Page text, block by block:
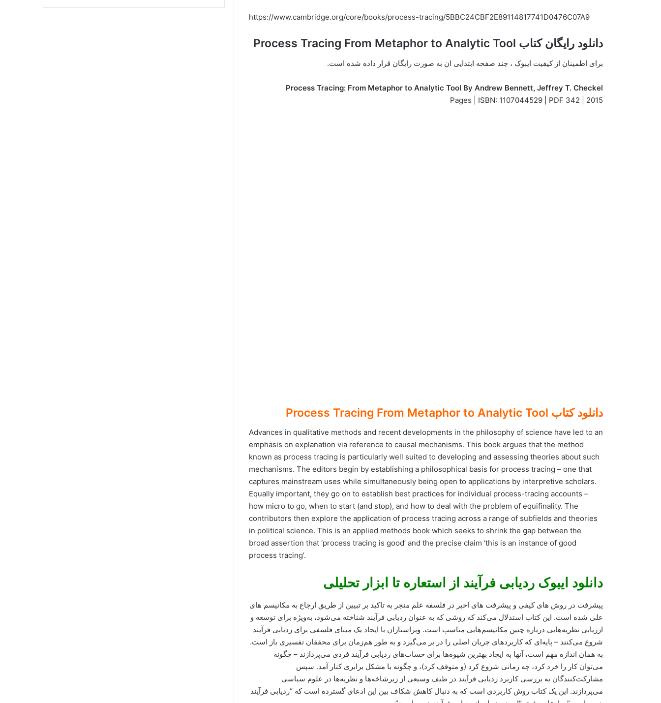
https://www.cambridge.org/core/books/process-tracing/5BBC24CBF2E89114817741D0476C07A9
دانلود رایگان کتاب Process Tracing From Metaphor to Analytic Tool
برای اطمینان از کیفیت ایبوک ، چند صفحه ابتدایی ان به صورت رایگان قرار داده شده است.
Process Tracing: From Metaphor to Analytic Tool By Andrew Bennett, Jeffrey T. Checkel
2015 | 342 Pages | ISBN: 1107044529 | PDF
دانلود کتاب Process Tracing From Metaphor to Analytic Tool
Advances in qualitative methods and recent developments in the philosophy of science have led to an
emphasis on explanation via reference to causal mechanisms. This book argues that the method
known as process tracing is particularly well suited to developing and assessing theories about such
mechanisms. The editors begin by establishing a philosophical basis for process tracing – one that
captures mainstream uses while simultaneously being open to applications by interpretive scholars.
Equally important, they go on to establish best practices for individual process-tracing accounts –
how micro to go, when to start (and stop), and how to deal with the problem of equifinality. The
contributors then explore the application of process tracing across a range of subfields and theories
in political science. This is an applied methods book which seeks to shrink the gap between the
broad assertion that ‘process tracing is good’ and the precise claim ‘this is an instance of good
process tracing’.
دانلود ایبوک ردیابی فرآیند از استعاره تا ابزار تحلیلی
پیشرفت در روش های کیفی و پیشرفت های اخیر در فلسفه علم منجر به تاکید بر تبیین از طریق ارجاع به مکانیسم های
علی شده است. این کتاب استدلال می‌کند که روشی که به عنوان ردیابی فرآیند شناخته می‌شود، به‌ویژه برای توسعه و
ارزیابی نظریه‌هایی درباره چنین مکانیسم‌هایی مناسب است. ویراستاران با ایجاد یک مبنای فلسفی برای ردیابی فرآیند
شروع می‌کنند – پایه‌ای که کاربردهای جریان اصلی را در بر می‌گیرد و به طور هم‌زمان برای محققان تفسیری باز است.
به همان اندازه مهم است، آنها به ایجاد بهترین شیوه‌ها برای حساب‌های ردیابی فرآیند فردی می‌پردازند – چگونه
می‌توان کار را خرد کرد، چه زمانی شروع کرد (و متوقف کرد)، و چگونه با مشکل برابری کنار آمد. سپس
مشارکت‌کنندگان به بررسی کاربرد ردیابی فرآیند در طیف وسیعی از زیرشاخه‌ها و نظریه‌ها در علوم سیاسی
می‌پردازند. این یک کتاب روش کاربردی است که به دنبال کاهش شکاف بین این ادعای گسترده است که “ردیابی فرآیند